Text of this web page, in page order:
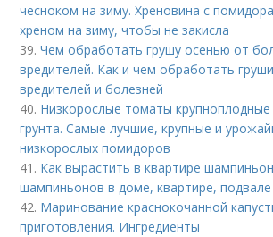
чесноком на зиму. Хреновина с
хреном на зиму, чтобы не закисла
39.Чем обработать грушу осенью от
вредителей. Как и чем обработать
вредителей и болезней
40. Низкорослые томаты
грунта. Самые лучшие, крупные и
низкорослых помидоров
41. Как вырастить в квартире
шампиньонов в доме, квартире, подвале
42. Маринование краснокочанной
приготовления. Ингредиенты